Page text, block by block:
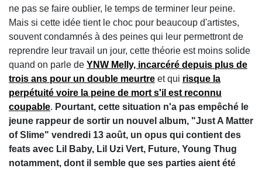
ne pas se faire oublier, le temps de terminer leur peine.
Mais si cette idée tient le choc pour beaucoup d'artistes,
souvent condamnés à des peines qui leur permettront de
reprendre leur travail un jour, cette théorie est moins solide
quand on parle de YNW Melly, incarcéré depuis plus de
trois ans pour un double meurtre et qui risque la
perpétuité voire la peine de mort s'il est reconnu
coupable. Pourtant, cette situation n'a pas empêché le
jeune rappeur de sortir un nouvel album, "Just A Matter
of Slime" vendredi 13 août, un opus qui contient des
feats avec Lil Baby, Lil Uzi Vert, Future, Young Thug
notamment, dont il semble que ses parties aient été